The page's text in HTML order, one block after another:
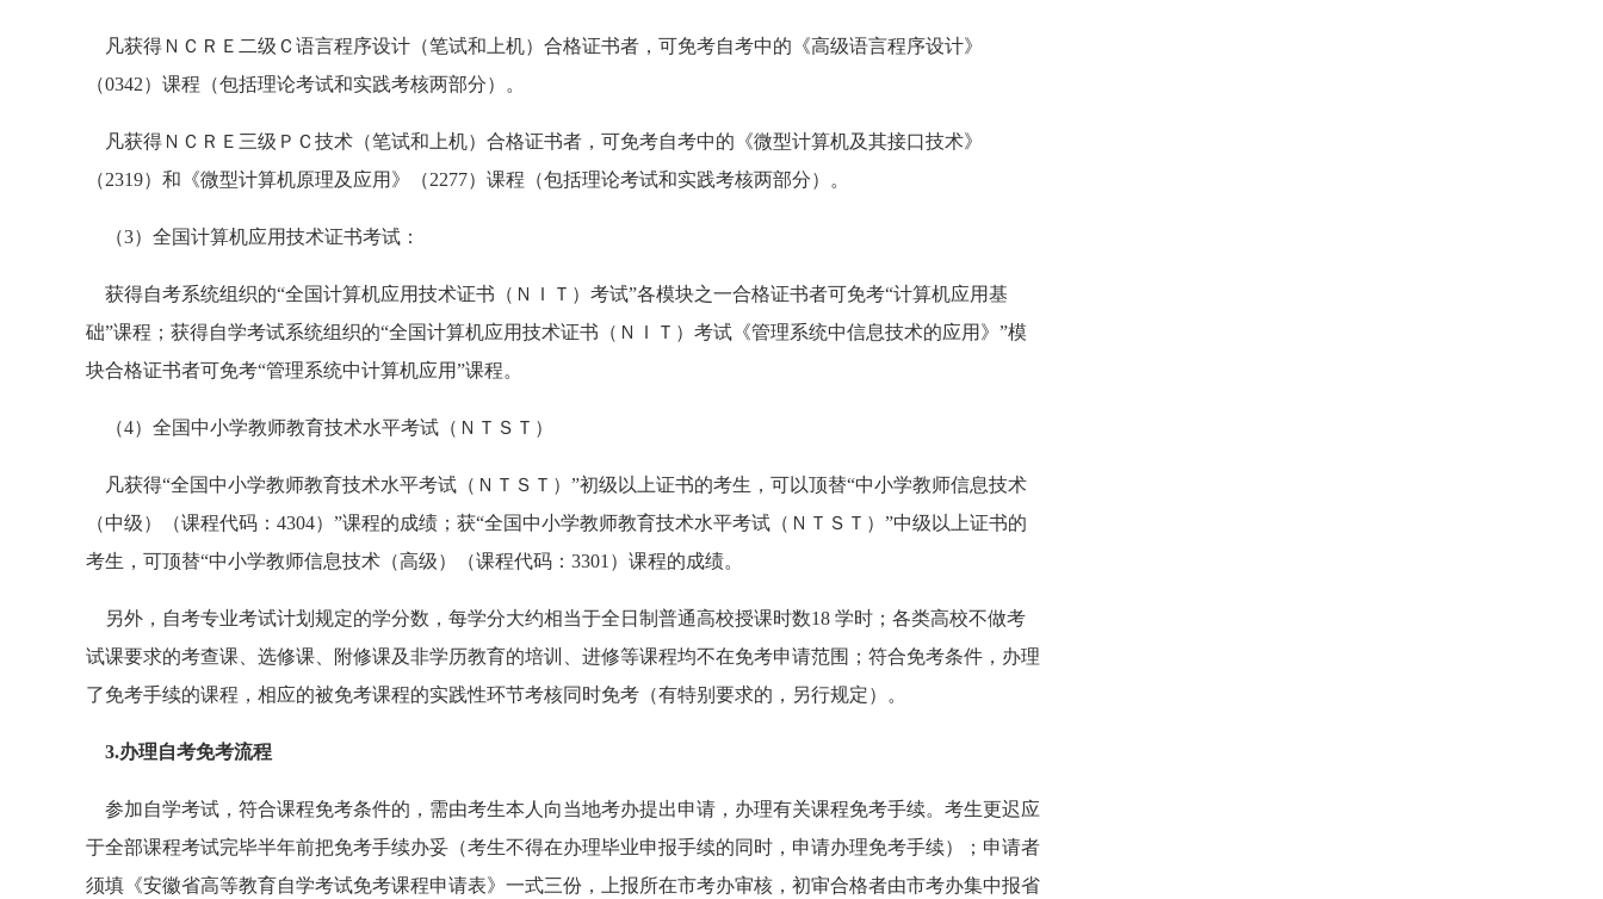
凡获得ＮＣＲＥ二级Ｃ语言程序设计（笔试和上机）合格证书者，可免考自考中的《高级语言程序设计》
（0342）课程（包括理论考试和实践考核两部分）。
凡获得ＮＣＲＥ三级ＰＣ技术（笔试和上机）合格证书者，可免考自考中的《微型计算机及其接口技术》
（2319）和《微型计算机原理及应用》（2277）课程（包括理论考试和实践考核两部分）。
（3）全国计算机应用技术证书考试：
获得自考系统组织的“全国计算机应用技术证书（ＮＩＴ）考试”各模块之一合格证书者可免考“计算机应用基
础”课程；获得自学考试系统组织的“全国计算机应用技术证书（ＮＩＴ）考试《管理系统中信息技术的应用》”模
块合格证书者可免考“管理系统中计算机应用”课程。
（4）全国中小学教师教育技术水平考试（ＮＴＳＴ）
凡获得“全国中小学教师教育技术水平考试（ＮＴＳＴ）”初级以上证书的考生，可以顶替“中小学教师信息技术
（中级）（课程代码：4304）”课程的成绩；获“全国中小学教师教育技术水平考试（ＮＴＳＴ）”中级以上证书的
考生，可顶替“中小学教师信息技术（高级）（课程代码：3301）课程的成绩。
另外，自考专业考试计划规定的学分数，每学分大约相当于全日制普通高校授课时数18 学时；各类高校不做考
试课要求的考查课、选修课、附修课及非学历教育的培训、进修等课程均不在免考申请范围；符合免考条件，办理
了免考手续的课程，相应的被免考课程的实践性环节考核同时免考（有特别要求的，另行规定）。
3.办理自考免考流程
参加自学考试，符合课程免考条件的，需由考生本人向当地考办提出申请，办理有关课程免考手续。考生更迟应
于全部课程考试完毕半年前把免考手续办妥（考生不得在办理毕业申报手续的同时，申请办理免考手续）；申请者
须填《安徽省高等教育自学考试免考课程申请表》一式三份，上报所在市考办审核，初审合格者由市考办集中报省